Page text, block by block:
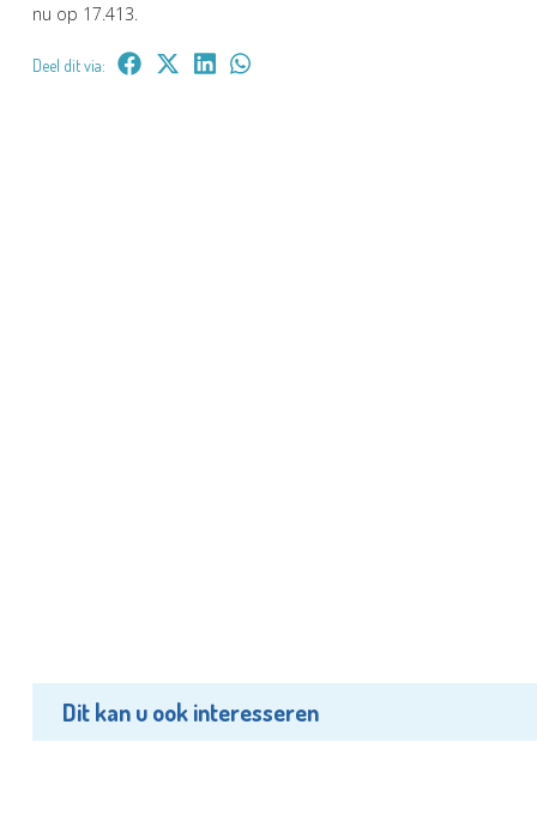
nu op 17.413.
Deel dit via:
Dit kan u ook interesseren